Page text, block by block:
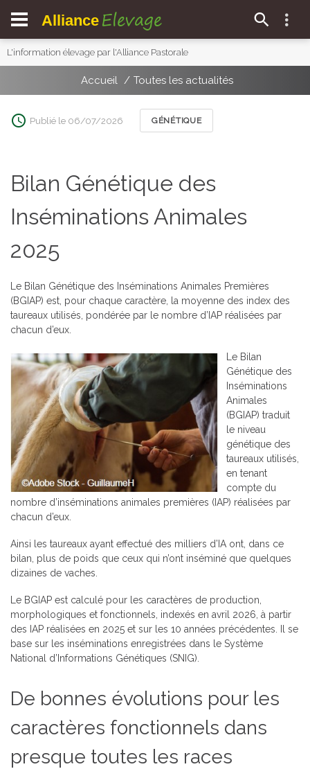
Alliance Elevage
L'information élevage par l'Alliance Pastorale
Accueil Toutes les actualités
Publié le 06/07/2026 GÉNÉTIQUE
Bilan Génétique des
Inséminations Animales
2025
Le Bilan Génétique des Inséminations Animales Premières
(BGIAP) est, pour chaque caractère, la moyenne des index des
taureaux utilisés, pondérée par le nombre d’IAP réalisées par
chacun d’eux.
Le Bilan
Génétique des
Inséminations
Animales
(BGIAP) traduit
le niveau
génétique des
taureaux utilisés,
en tenant
compte du
nombre d’inséminations animales premières (IAP) réalisées par
chacun d’eux.
Ainsi les taureaux ayant effectué des milliers d’IA ont, dans ce
bilan, plus de poids que ceux qui n’ont inséminé que quelques
dizaines de vaches.
Le BGIAP est calculé pour les caractères de production,
morphologiques et fonctionnels, indexés en avril 2026, à partir
des IAP réalisées en 2025 et sur les 10 années précédentes. Il se
base sur les inséminations enregistrées dans le Système
National d’Informations Génétiques (SNIG).
De bonnes évolutions pour les
caractères fonctionnels dans
presque toutes les races